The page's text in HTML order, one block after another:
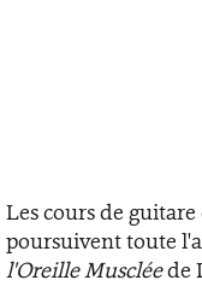
Les cours de guitare
poursuivent toute
l'Oreille Muscléede